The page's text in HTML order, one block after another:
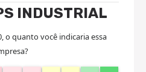
INDUSTRIAL
o quanto você indicaria essa